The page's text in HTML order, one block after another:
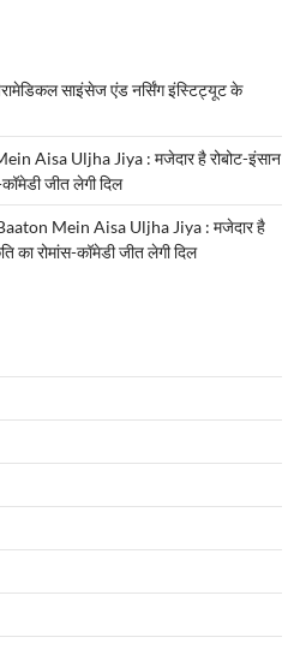
साइंसेज एंड नर्सिंग इंस्टिट्यूट के
Aisa Uljha Jiya : मजेदार है रोबोट-इंसान
जीत लेगी दिल
Mein Aisa Uljha Jiya : मजेदार है
का रोमांस-कॉमेडी जीत लेगी दिल